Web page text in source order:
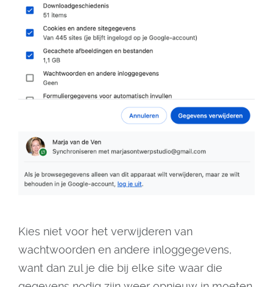
Kies niet voor het verwijderen van
wachtwoorden en andere inloggegevens,
want dan zul je die bij elke site waar die